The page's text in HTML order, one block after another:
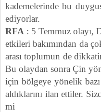
kademelerinde bu
ediyorlar.
RFA : 5 Temmuz olayı,
etkileri bakımından da
arası toplumun de
Bu olaydan sonra Çin
için bölgeye yönelik
aldıklarını ilan ettiler.
mi